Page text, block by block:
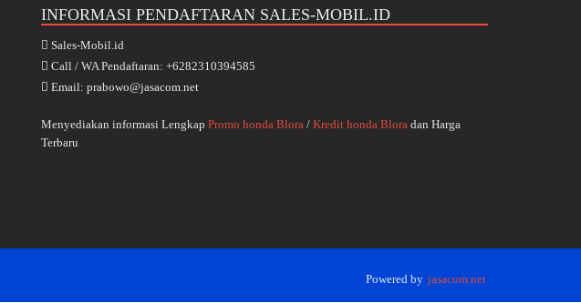
INFORMASI PENDAFTARAN SALES-MOBIL.ID
Sales-Mobil.id
Call / WA Pendaftaran: +6282310394585
Email: prabowo@jasacom.net
Menyediakan informasi Lengkap Promo honda Blora/ Kredit honda Bloradan Harga
Terbaru
Powered by jasacom.net